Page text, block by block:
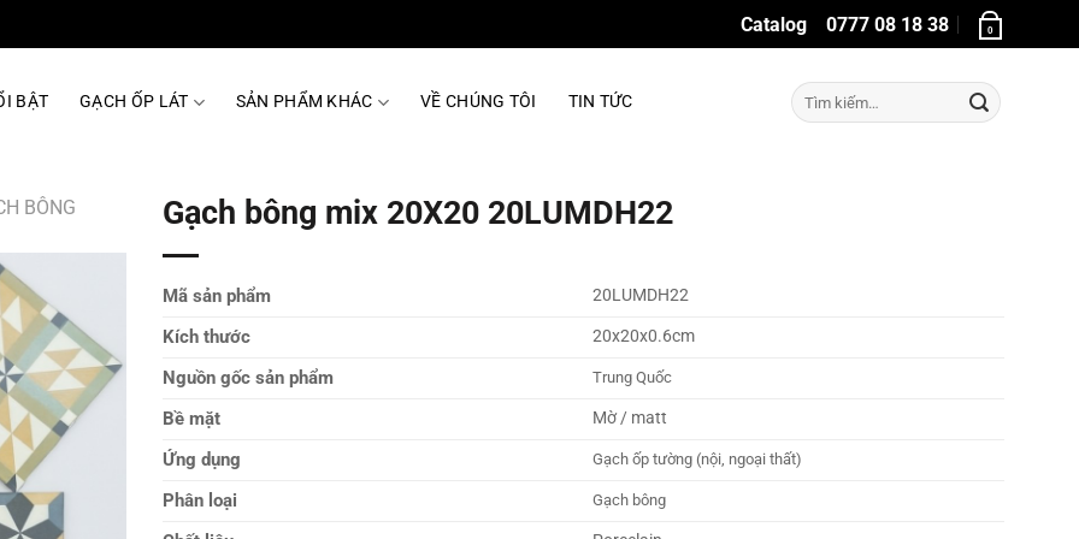
Catalog 0777 08 18 38 0
BẬT GẠCH ỐP LÁT SẢN PHẨM KHÁC VỀ CHÚNG TÔI TIN TỨC
Tìm
kiếm:
BÔNG
Gạch bông mix 20X20 20LUMDH22
Mã sản phẩm 20LUMDH22
Kích thước 20x20x0.6cm
Nguồn gốc sản phẩm Trung Quốc
Bề mặt Mờ / matt
Ứng dụng Gạch ốp tường (nội, ngoại thất)
Phân loại Gạch bông